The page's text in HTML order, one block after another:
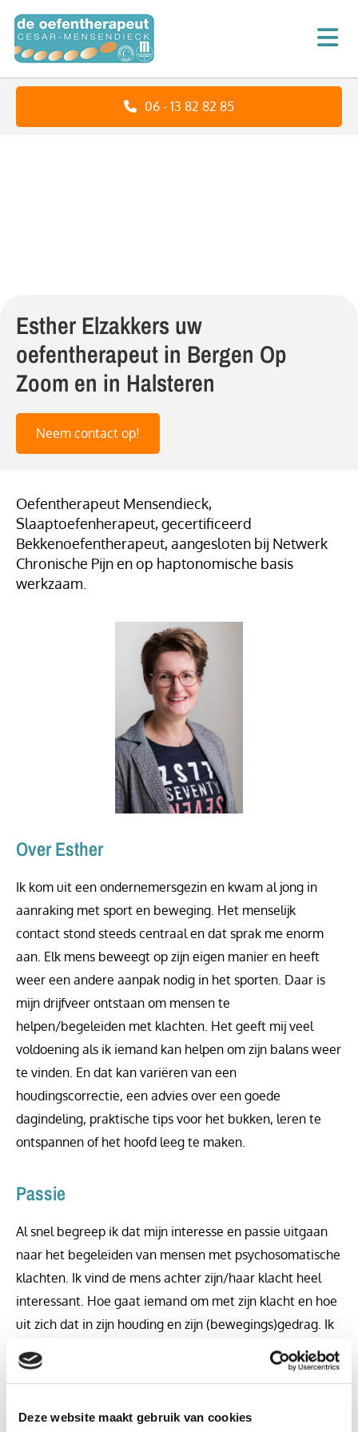
Deze website maakt gebruik van cookies
06 - 13 82 82 85
Esther Elzakkers uw
oefentherapeut in Bergen Op
Zoom en in Halsteren
Neem contact op!
Oefentherapeut Mensendieck,
Slaaptoefenherapeut, gecertificeerd
Bekkenoefentherapeut, aangesloten bij Netwerk
Chronische Pijn en op haptonomische basis
werkzaam.
Over Esther
Ik kom uit een ondernemersgezin en kwam al jong in
aanraking met sport en beweging. Het menselijk
contact stond steeds centraal en dat sprak me enorm
aan. Elk mens beweegt op zijn eigen manier en heeft
weer een andere aanpak nodig in het sporten. Daar is
mijn drijfveer ontstaan om mensen te
helpen/begeleiden met klachten. Het geeft mij veel
voldoening als ik iemand kan helpen om zijn balans weer
te vinden. En dat kan variëren van een
houdingscorrectie, een advies over een goede
dagindeling, praktische tips voor het bukken, leren te
ontspannen of het hoofd leeg te maken.
Passie
Al snel begreep ik dat mijn interesse en passie uitgaan
naar het begeleiden van mensen met psychosomatische
klachten. Ik vind de mens achter zijn/haar klacht heel
interessant. Hoe gaat iemand om met zijn klacht en hoe
uit zich dat in zijn houding en zijn (bewegings)gedrag. Ik
heb veel bijscholing gedaan in ontspanningstechnieken,
lichaamsbewustwording, gesprekstechnieken en
In 2009 heb ik de tweejarige opleiding Haptonomie